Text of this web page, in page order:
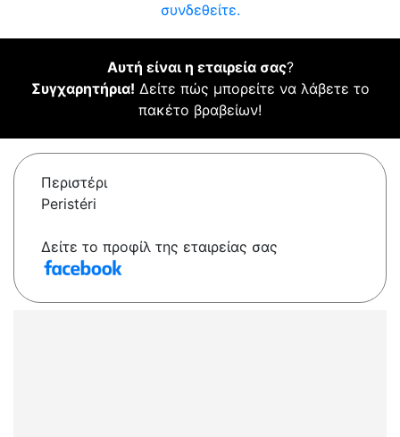
συνδεθείτε.
Αυτή είναι η εταιρεία σας?
Συγχαρητήρια! Δείτε πώς μπορείτε να λάβετε το
πακέτο βραβείων!
Περιστέρι
Peristéri
Δείτε το προφίλ της εταιρείας σας